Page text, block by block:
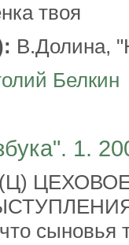
твоя
В.Долина,
Белкин
1.
(Ц)
сыновья